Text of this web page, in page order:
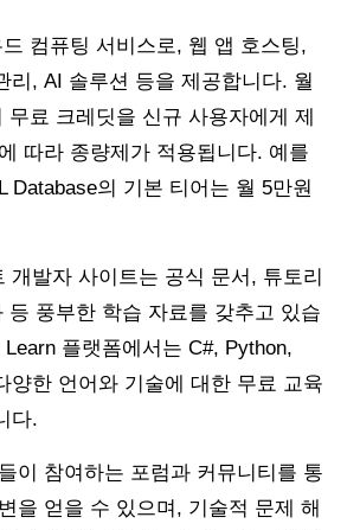
컴퓨팅 서비스로, 웹 앱 호스팅,
리, AI 솔루션 등을 제공합니다. 월
무료 크레딧을 신규 사용자에게 제
따라 종량제가 적용됩니다. 예를
Database의 기본 티어는 월 5만원
개발자 사이트는 공식 문서, 튜토리
등 풍부한 학습 자료를 갖추고 있습
플랫폼에서는 C#, Python,
양한 언어와 기술에 대한 무료 교육
다.
이 참여하는 포럼과 커뮤니티를 통
을 얻을 수 있으며, 기술적 문제 해